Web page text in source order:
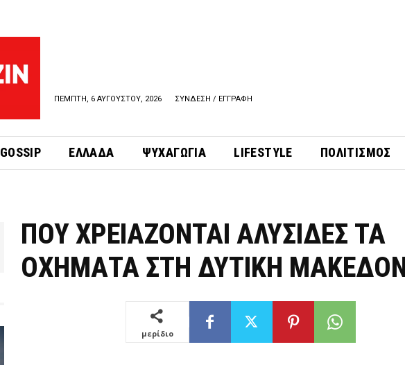
ΠΕΜΠΤΗ, 6 ΑΥΓΟΥΣΤΟΥ, 2026 ΣΥΝΔΕΣΗ / ΕΓΓΡΑΦΗ
GOSSIP ΕΛΛΑΔΑ ΨΥΧΑΓΩΓΙΑ LIFESTYLE ΠΟΛΙΤΙΣΜΟΣ
ΠΟΥ ΧΡΕΙΑΖΟΝΤΑΙ ΑΛΥΣΙΔΕΣ ΤΑ
ΟΧΗΜΑΤΑ ΣΤΗ ΔΥΤΙΚΗ
μερίδιο